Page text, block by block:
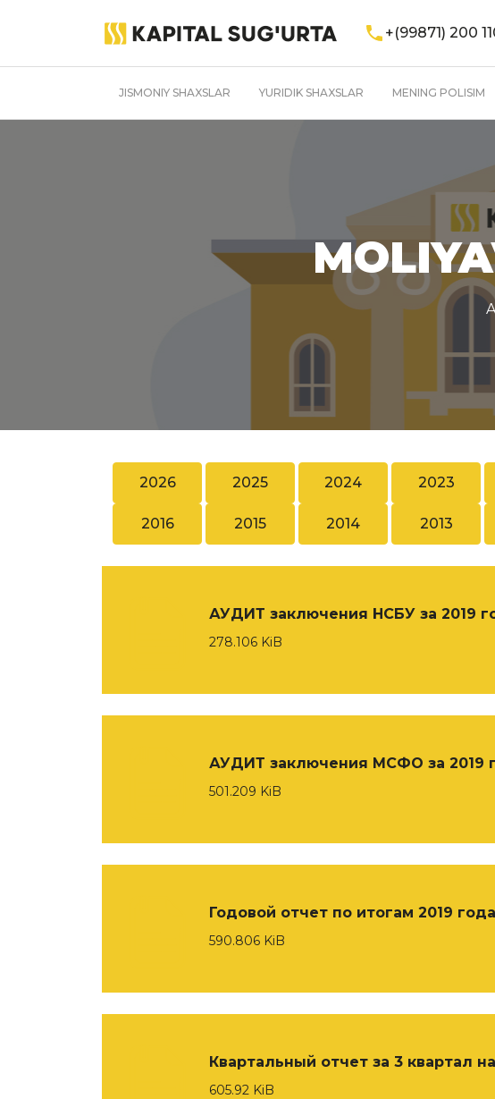
+(99871) 200
JISMONIY SHAXSLAR YURIDIK SHAXSLAR MENING POLISIM
2026 2025 2024 2023
2016 2015 2014 2013
АУДИТ заключения НСБУ за 2019
278.106 KiB
АУДИТ заключения МСФО за 2019
501.209 KiB
Годовой отчет по итогам 2019 года
590.806 KiB
Квартальный отчет за 3 квартал
605.92 KiB